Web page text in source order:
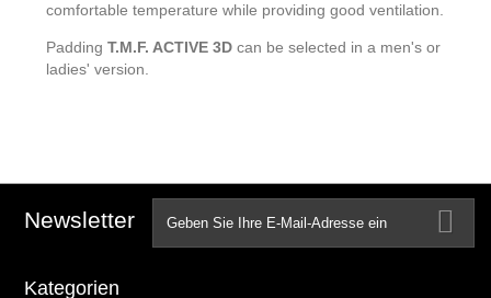
comfortable temperature while providing good ventilation.
Padding T.M.F. ACTIVE 3D can be selected in a men's or
ladies' version.
Newsletter
Kategorien